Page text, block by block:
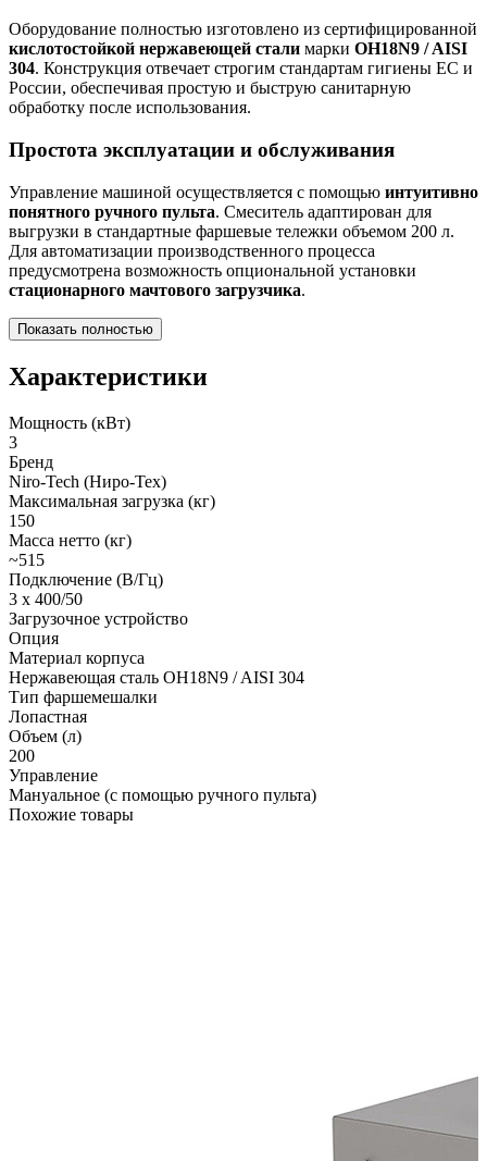
Оборудование полностью изготовлено из сертифицированной
кислотостойкой нержавеющей стали марки OH18N9 / AISI
304. Конструкция отвечает строгим стандартам гигиены ЕС и
России, обеспечивая простую и быструю санитарную
обработку после использования.
Простота эксплуатации и обслуживания
Управление машиной осуществляется с помощью интуитивно
понятного ручного пульта. Смеситель адаптирован для
выгрузки в стандартные фаршевые тележки объемом 200 л.
Для автоматизации производственного процесса
предусмотрена возможность опциональной установки
стационарного мачтового загрузчика.
Показать полностью
Характеристики
Мощность (кВт)
3
Бренд
Niro-Tech (Ниро-Тех)
Максимальная загрузка (кг)
150
Масса нетто (кг)
~515
Подключение (В/Гц)
3 x 400/50
Загрузочное устройство
Опция
Материал корпуса
Нержавеющая сталь OH18N9 / AISI 304
Тип фаршемешалки
Лопастная
Объем (л)
200
Управление
Мануальное (с помощью ручного пульта)
Похожие товары